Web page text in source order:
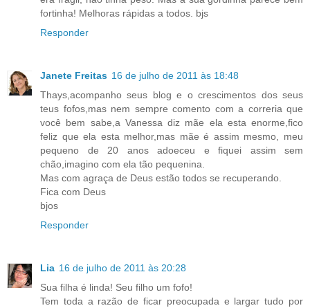
fortinha! Melhoras rápidas a todos. bjs
Responder
Janete Freitas 16 de julho de 2011 às 18:48
Thays,acompanho seus blog e o crescimentos dos seus
teus fofos,mas nem sempre comento com a correria que
você bem sabe,a Vanessa diz mãe ela esta enorme,fico
feliz que ela esta melhor,mas mãe é assim mesmo, meu
pequeno de 20 anos adoeceu e fiquei assim sem
chão,imagino com ela tão pequenina.
Mas com agraça de Deus estão todos se recuperando.
Fica com Deus
bjos
Responder
Lia 16 de julho de 2011 às 20:28
Sua filha é linda! Seu filho um fofo!
Tem toda a razão de ficar preocupada e largar tudo por